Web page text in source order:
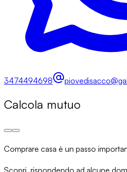
3474494698
Calcola mutuo
Comprare casa è un passo